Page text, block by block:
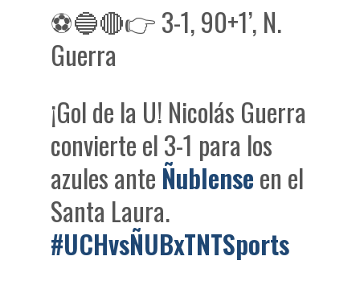
⚽️🔵🔴👉 3-1, 90+1’, N.
Guerra
¡Gol de la U! Nicolás Guerra
convierte el 3-1 para los
azules ante Ñublenseen el
Santa Laura.
#UCHvsÑUBxTNTSports